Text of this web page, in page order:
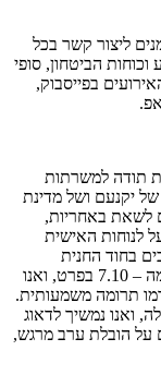
ליצור קשר בכל
הביטחון, סופי
והאירועים בפייסבוק,
תודה למשרתות
של יקנעם ושל מדינת
לשאת באחריות,
לנוחות האישית
בחוד החנית
ותורמים תרומה רבה ומשמעותית למדינה בכלל, ומה – 7.10 בפרט, ואנו
תרומה משמעותית.
ואנו נמשיך לדאוג
על הובלת ערב מרגש,